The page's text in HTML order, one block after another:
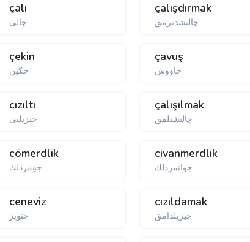
çalı
چالی
çalışdırmak
چالیشدیرمق
çekin
چكین
çavuş
چاووش
cızıltı
جیزیلتی
çalışılmak
چالیشیلمق
cömerdlik
جومردلك
civanmerdlik
جوانمردلك
ceneviz
جنویز
cızıldamak
جیزیلدامق